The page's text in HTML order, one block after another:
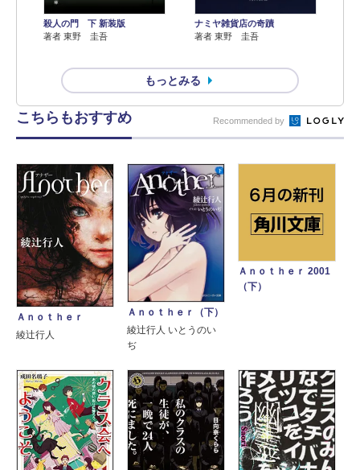
殺人の門 下 新装版
著者 東野 圭吾
ナミヤ雑貨店の奇蹟
著者 東野 圭吾
もっとみる
こちらもおすすめ Recommended by
Ａｎｏｔｈｅｒ
綾辻行人
Ａｎｏｔｈｅｒ（下）
綾辻行人 いとうのい
ぢ
Ａｎｏｔｈｅｒ 2001
（下）